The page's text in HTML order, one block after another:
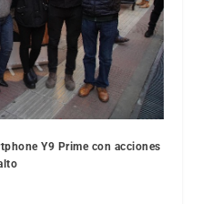
Y9 Prime con acciones